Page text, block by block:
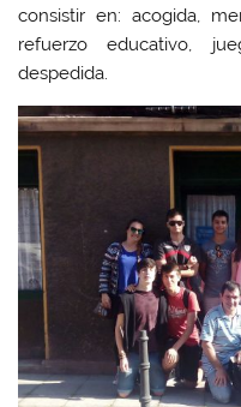
consistir en: acogida,
refuerzo educativo,
despedida.